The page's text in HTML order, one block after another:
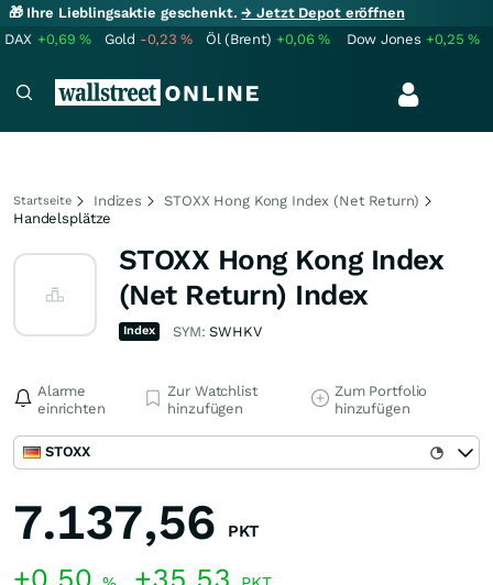
🎁 Ihre Lieblingsaktie geschenkt.→ Jetzt Depot eröffnen
DAX +0,69% Gold -0,23% Öl (Brent) +0,06% Dow Jones +0,25%
Startseite Indizes
STOXX Hong Kong Index (Net Return)
Handelsplätze
STOXX Hong Kong Index
(Net Return) Index
Index SYM:SWHKV
Alarme
einrichten
Zur Watchlist
hinzufügen
Zum Portfolio
hinzufügen
STOXX
7.137,56 PKT
+0,50 +35,53